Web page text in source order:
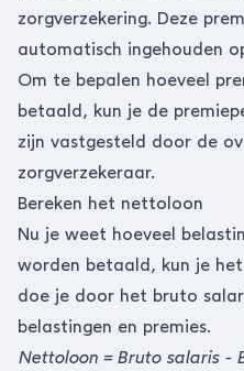
zorgverzekering. Deze
automatisch ingehouden
Om te bepalen hoeveel
betaald, kun je de
zijn vastgesteld door de
zorgverzekeraar.
Bereken het nettoloon
Nu je weet hoeveel
worden betaald, kun je
doe je door het bruto
belastingen en premies.
Nettoloon = Bruto salaris -